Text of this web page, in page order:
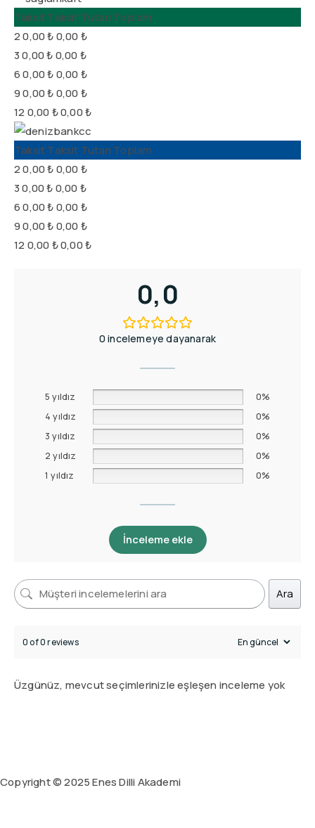
TaksitTaksit Tutarı Toplam
2 0,00 ₺0,00 ₺
3 0,00 ₺0,00 ₺
6 0,00 ₺0,00 ₺
9 0,00 ₺0,00 ₺
12 0,00 ₺0,00 ₺
TaksitTaksit Tutarı Toplam
2 0,00 ₺0,00 ₺
3 0,00 ₺0,00 ₺
6 0,00 ₺0,00 ₺
9 0,00 ₺0,00 ₺
12 0,00 ₺0,00 ₺
0,0
0 incelemeye dayanarak
5 yıldız
0%
4 yıldız
0%
3 yıldız
0%
2 yıldız
0%
1 yıldız
0%
İnceleme ekle
Ara
0 of 0 reviews
Üzgünüz, mevcut seçimlerinizle eşleşen inceleme yok
Copyright © 2025 Enes Dilli Akademi